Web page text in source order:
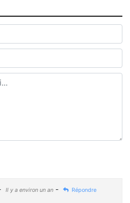
Il y a environ un an - Répondre